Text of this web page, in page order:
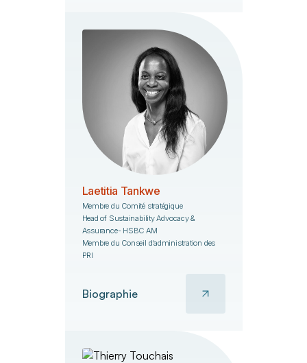
Laetitia Tankwe
Membre du Comité stratégique
Head of Sustainability Advocacy &
Assurance- HSBC AM
Membre du Conseil d’administration des
PRI
Biographie